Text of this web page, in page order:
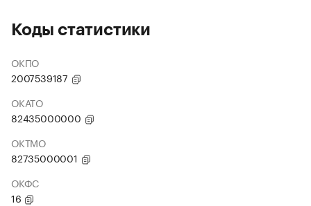
Коды статистики
ОКПО
2007539187
ОКАТО
82435000000
ОКТМО
82735000001
ОКФС
16